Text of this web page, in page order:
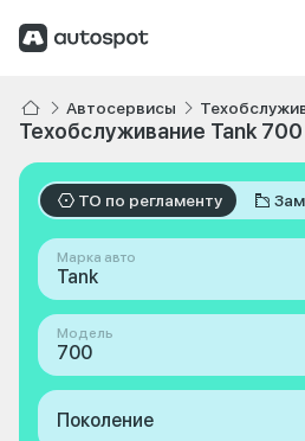
Автосервисы
Техобслуживание Tank 700
ТО по регламенту
Марка авто
Tank
Модель
700
Поколение